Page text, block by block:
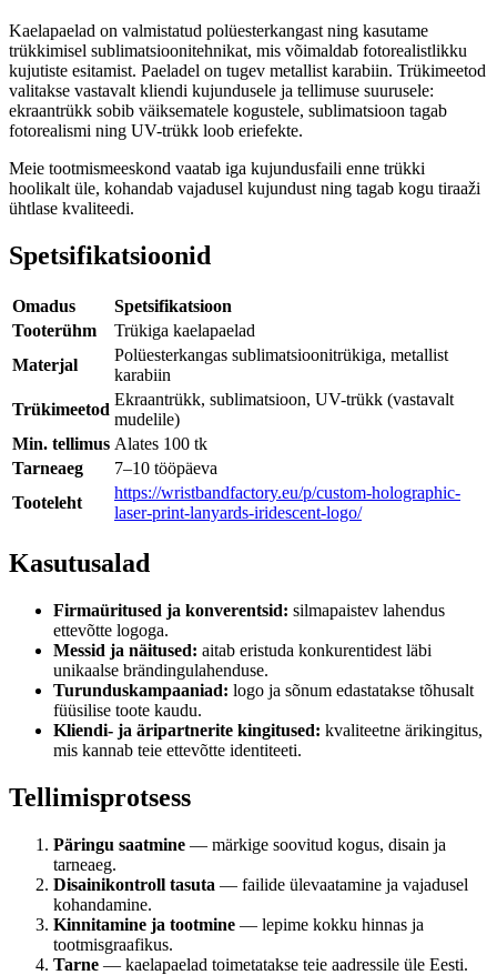
Kaelapaelad on valmistatud polüesterkangast ning kasutame
trükkimisel sublimatsioonitehnikat, mis võimaldab fotorealistlikku
kujutiste esitamist. Paeladel on tugev metallist karabiin. Trükimeetod
valitakse vastavalt kliendi kujundusele ja tellimuse suurusele:
ekraantrükk sobib väiksematele kogustele, sublimatsioon tagab
fotorealismi ning UV-trükk loob eriefekte.
Meie tootmismeeskond vaatab iga kujundusfaili enne trükki
hoolikalt üle, kohandab vajadusel kujundust ning tagab kogu tiraaži
ühtlase kvaliteedi.
Spetsifikatsioonid
Omadus
Spetsifikatsioon
Tooterühm
Trükiga kaelapaelad
Materjal
Polüesterkangas sublimatsioonitrükiga, metallist
karabiin
Trükimeetod
Ekraantrükk, sublimatsioon, UV-trükk (vastavalt
mudelile)
Min. tellimus Alates 100 tk
Tarneaeg
7–10 tööpäeva
Tooteleht
https://wristbandfactory.eu/p/custom-holographic-
laser-print-lanyards-iridescent-logo/
Kasutusalad
Firmaüritused ja konverentsid: silmapaistev lahendus
ettevõtte logoga.
Messid ja näitused: aitab eristuda konkurentidest läbi
unikaalse brändingulahenduse.
Turunduskampaaniad: logo ja sõnum edastatakse tõhusalt
füüsilise toote kaudu.
Kliendi- ja äripartnerite kingitused: kvaliteetne ärikingitus,
mis kannab teie ettevõtte identiteeti.
Tellimisprotsess
Päringu saatmine — märkige soovitud kogus, disain ja
tarneaeg.
Disainikontroll tasuta — failide ülevaatamine ja vajadusel
kohandamine.
Kinnitamine ja tootmine — lepime kokku hinnas ja
tootmisgraafikus.
Tarne — kaelapaelad toimetatakse teie aadressile üle Eesti.